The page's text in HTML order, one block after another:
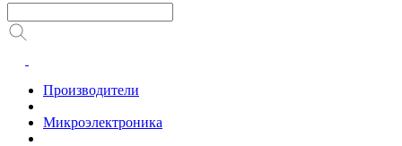
Производители
Микроэлектроника